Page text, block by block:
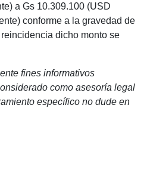
a Gs 10.309.100 (USD
conforme a la gravedad de
dicho monto se
fines informativos
como asesoría legal
específico no dude en